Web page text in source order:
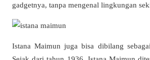
gadgetnya, tanpa mengenal lingkungan
Istana Maimun juga bisa dibilang